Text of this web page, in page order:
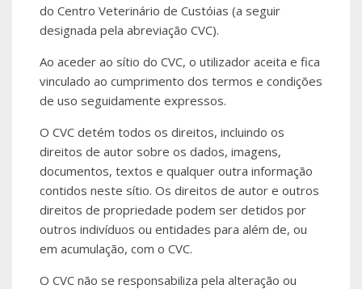
do Centro Veterinário de Custóias (a seguir
designada pela abreviação CVC).
Ao aceder ao sítio do CVC, o utilizador aceita e fica
vinculado ao cumprimento dos termos e condições
de uso seguidamente expressos.
O CVC detém todos os direitos, incluindo os
direitos de autor sobre os dados, imagens,
documentos, textos e qualquer outra informação
contidos neste sítio. Os direitos de autor e outros
direitos de propriedade podem ser detidos por
outros indivíduos ou entidades para além de, ou
em acumulação, com o CVC.
O CVC não se responsabiliza pela alteração ou